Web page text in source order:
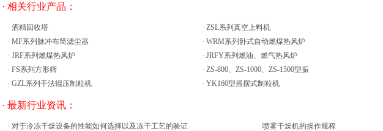
· 相关行业产品：
· 酒精回收塔 · ZSL系列真空上料机
· MF系列脉冲布筒滤尘器 · WRM系列卧式自动燃煤热风炉
· JRF系列燃煤热风炉 · JRFY系列燃油、燃气热风炉
· FS系列方形筛 · ZS-800、ZS-1000、ZS-1500型振
· GZL系列干法辊压制粒机 · YK160型摇摆式制粒机
· 最新行业资讯：
· 对于冷冻干燥设备的性能如何选择以及冻干工艺的验证 · 喷雾干燥机的操作规程